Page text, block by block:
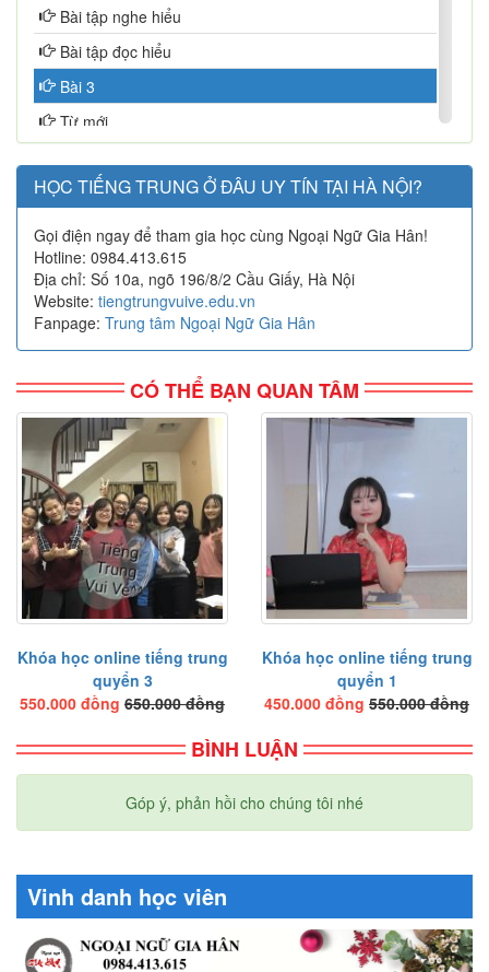
Bài tập nghe hiểu
Bài tập đọc hiểu
Bài 3
Từ mới
Ngữ pháp
Bài khóa
Bài tập nghe hiểu
Bài tập đọc hiểu
Bài 4
Ngữ pháp
Bài khóa
Bài tập nghe hiểu
Bài tập đọc hiểu
Bài 5
Từ mới
Chữ Hán
Ngữ pháp
Bài khóa
Bài tập nghe hiểu
Chữ Hán
Bài khóa
HỌC TIẾNG TRUNG Ở ĐÂU UY TÍN TẠI HÀ NỘI?
Gọi điện ngay để tham gia học cùng Ngoại Ngữ Gia Hân!
Hotline: 0984.413.615
Địa chỉ: Số 10a, ngõ 196/8/2 Cầu Giấy, Hà Nội
Website: tiengtrungvuive.edu.vn
Fanpage: Trung tâm Ngoại Ngữ Gia Hân
CÓ THỂ BẠN QUAN TÂM
Khóa học online tiếng trung
quyển 3
550.000 đồng 650.000 đồng
Khóa học online tiếng trung
quyển 1
450.000 đồng 550.000 đồng
BÌNH LUẬN
Góp ý, phản hồi cho chúng tôi nhé
Vinh danh học viên